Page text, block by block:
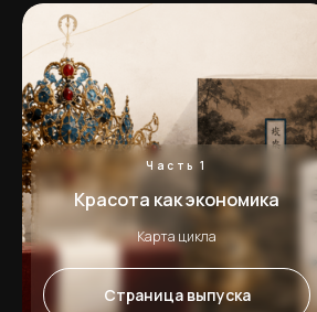
Часть 1
Красота как экономика
Карта цикла
Страница выпуска